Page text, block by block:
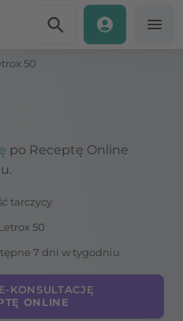
50
po Receptę Online
tarczycy
50
7 dni w tygodniu
KONSULTACJĘ
ONLINE